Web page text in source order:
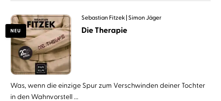
NEU
Sebastian Fitzek Simon Jäger
Die Therapie
Was, wenn die einzige Spur zum Verschwinden deiner Tochter
in den Wahnvorstell ...